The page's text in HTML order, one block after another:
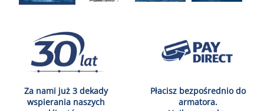
Za nami już 3 dekady
wspierania naszych
Płacisz bezpośrednio do
armatora.